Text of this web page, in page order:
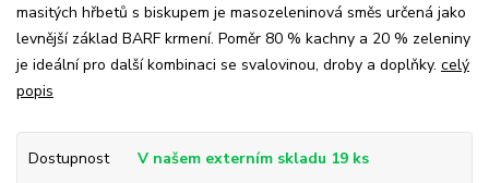
masitých hřbetů s biskupem je masozeleninová směs určená jako
levnější základ BARF krmení. Poměr 80 % kachny a 20 % zeleniny
je ideální pro další kombinaci se svalovinou, droby a doplňky. celý
popis
Dostupnost
V našem externím skladu 19 ks